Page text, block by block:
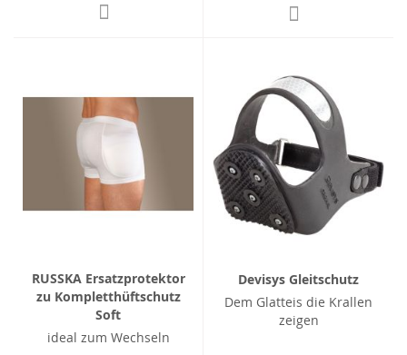
RUSSKA Ersatzprotektor
zu Kompletthüftschutz
Soft
ideal zum Wechseln
Devisys Gleitschutz
Dem Glatteis die Krallen
zeigen